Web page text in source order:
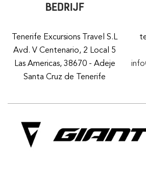
BEDRIJF
Tenerife Excursions Travel S.L
Avd. V Centenario, 2 Local 5
Las Americas, 38670 - Adeje
Santa Cruz de Tenerife